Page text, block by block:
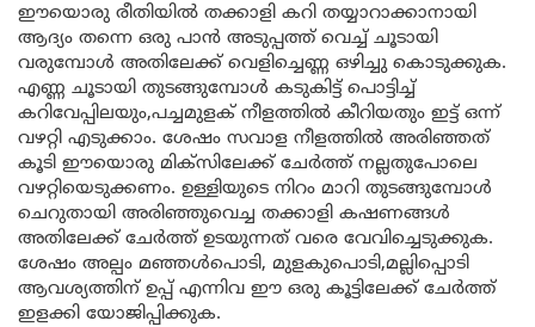
ഈയൊരു രീതിയിൽ തക്കാളി കറി തയ്യാറാക്കാനായി
ആദ്യം തന്നെ ഒരു പാൻ അടുപ്പത്ത് വെച്ച് ചൂടായി
വരുമ്പോൾ അതിലേക്ക് വെളിച്ചെണ്ണ ഒഴിച്ചു കൊടുക്കുക.
എണ്ണ ചൂടായി തുടങ്ങുമ്പോൾ കടുകിട്ട് പൊട്ടിച്ച്
കറിവേപ്പിലയും,പച്ചമുളക് നീളത്തിൽ കീറിയതും ഇട്ട് ഒന്ന്
വഴറ്റി എടുക്കാം. ശേഷം സവാള നീളത്തിൽ അരിഞ്ഞത്
കൂടി ഈയൊരു മിക്സിലേക്ക് ചേർത്ത് നല്ലതുപോലെ
വഴറ്റിയെടുക്കണം. ഉള്ളിയുടെ നിറം മാറി തുടങ്ങുമ്പോൾ
ചെറുതായി അരിഞ്ഞുവെച്ച തക്കാളി കഷണങ്ങൾ
അതിലേക്ക് ചേർത്ത് ഉടയുന്നത് വരെ വേവിച്ചെടുക്കുക.
ശേഷം അല്പം മഞ്ഞൾപൊടി, മുളകുപൊടി,മല്ലിപ്പൊടി
ആവശ്യത്തിന് ഉപ്പ് എന്നിവ ഈ ഒരു കൂട്ടിലേക്ക് ചേർത്ത്
ഇളക്കി യോജിപ്പിക്കുക.